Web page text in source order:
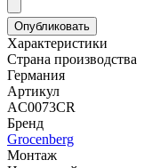
Опубликовать
Характеристики
Страна производства
Германия
Артикул
AC0073CR
Бренд
Grocenberg
Монтаж